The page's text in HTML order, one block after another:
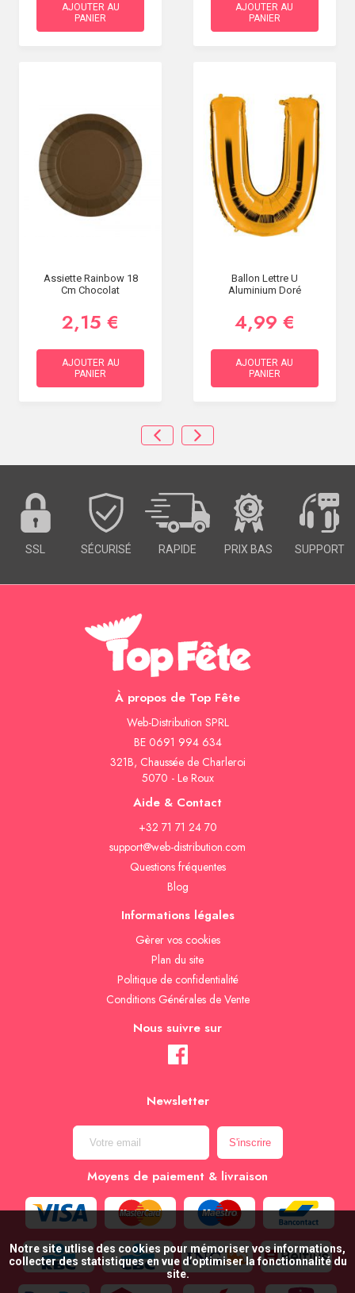
AJOUTER AU
PANIER
AJOUTER AU
PANIER
Assiette Rainbow 18
Cm Chocolat
2,15 €
AJOUTER AU
PANIER
Ballon Lettre U
Aluminium Doré
4,99 €
AJOUTER AU
PANIER
SSL SÉCURISÉ RAPIDE PRIX BAS SUPPORT
À propos de Top Fête
Web-Distribution SPRL
BE 0691 994 634
321B, Chaussée de Charleroi
5070 - Le Roux
Aide & Contact
+32 71 71 24 70
support@web-distribution.com
Questions fréquentes
Blog
Informations légales
Gèrer vos cookies
Plan du site
Politique de confidentialité
Conditions Générales de Vente
Nous suivre sur
Newsletter
Moyens de paiement & livraison
Notre site utlise des cookies pour mémoriser vos informations,
collecter des statistiques en vue d’optimiser la fonctionnalité du
site.